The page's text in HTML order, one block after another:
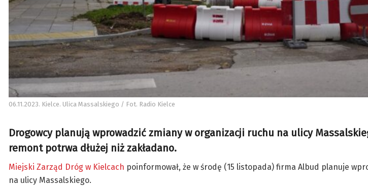
06.11.2023. Kielce. Ulica Massalskiego / Fot. Radio Kielce
Drogowcy planują wprowadzić zmiany w organizacji ruchu na ulicy
remont potrwa dłużej niż zakładano.
Miejski Zarząd Dróg w Kielcach poinformował, że w środę (15 listopada) firma Albud planuje
na ulicy Massalskiego.